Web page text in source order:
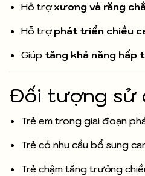
Hỗ trợxương và răng
Hỗ trợphát triển chiều
Giúp tăng khả năng hấp
Đối tượng sử
Trẻ em trong giai đoạn
Trẻ có nhu cầu bổ sung
Trẻ chậm tăng trưởng